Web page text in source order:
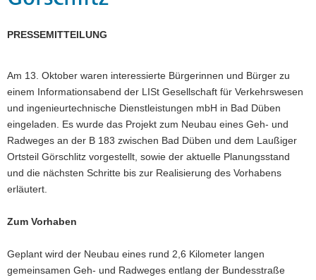
v
a
t
i
o
n
PRESSEMITTEILUNG
Am 13. Oktober waren interessierte Bürgerinnen und Bürger zu
einem Informationsabend der LISt Gesellschaft für Verkehrswesen
und ingenieurtechnische Dienstleistungen mbH in Bad Düben
eingeladen. Es wurde das Projekt zum Neubau eines Geh- und
Radweges an der B 183 zwischen Bad Düben und dem Laußiger
Ortsteil Görschlitz vorgestellt, sowie der aktuelle Planungsstand
und die nächsten Schritte bis zur Realisierung des Vorhabens
erläutert.
Zum Vorhaben
Geplant wird der Neubau eines rund 2,6 Kilometer langen
gemeinsamen Geh- und Radweges entlang der Bundesstraße